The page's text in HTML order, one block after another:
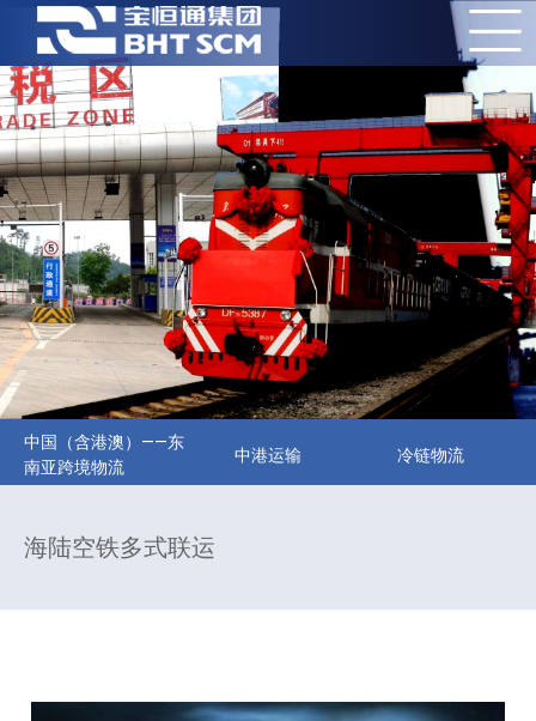
中国（含港澳）——东
南亚跨境物流
中港运输 冷链物流
海陆空铁多式联运